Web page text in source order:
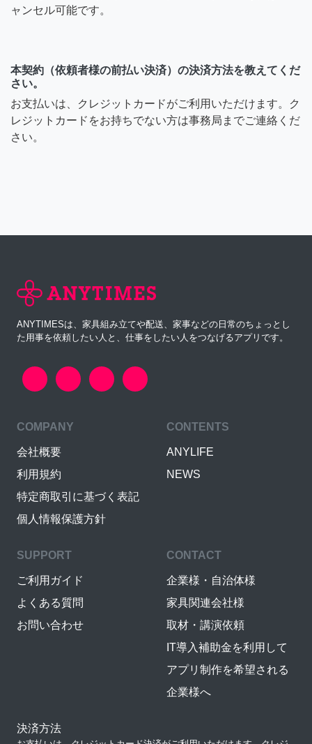
ャンセル可能です。
本契約（依頼者様の前払い決済）の決済方法を教えてくだ
さい。
お支払いは、クレジットカードがご利用いただけます。ク
レジットカードをお持ちでない方は事務局までご連絡くだ
さい。
ANYTIMESは、家具組み立てや配送、家事などの日常のちょっとし
た用事を依頼したい人と、仕事をしたい人をつなげるアプリです。
COMPANY
会社概要
利用規約
特定商取引に基づく表記
個人情報保護方針
CONTENTS
ANYLIFE
NEWS
SUPPORT
ご利用ガイド
よくある質問
お問い合わせ
CONTACT
企業様・自治体様
家具関連会社様
取材・講演依頼
IT導入補助金を利用して
アプリ制作を希望される
企業様へ
決済方法